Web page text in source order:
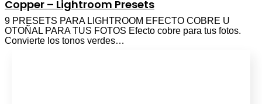
Copper – Lightroom Presets
9 PRESETS PARA LIGHTROOM EFECTO COBRE U
OTOÑAL PARA TUS FOTOS Efecto cobre para tus fotos.
Convierte los tonos verdes…